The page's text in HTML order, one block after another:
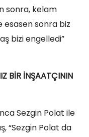
sonra, kelam
sonra biz
bizi engelledi”
BİR İNŞAATÇININ
Sezgin Polat ile
“Sezgin Polat da